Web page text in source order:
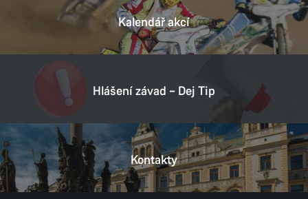
Kalendář akcí
Hlášení závad – Dej Tip
Kontakty